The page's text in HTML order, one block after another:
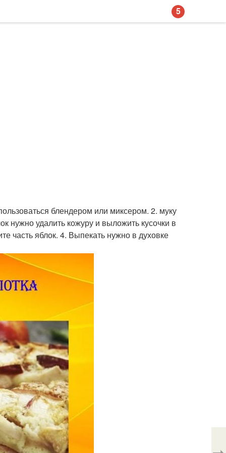
блендером или миксером. 2. муку
нужно удалить кожуру и выложить кусочки в
часть яблок. 4. Выпекать нужно в духовке
5